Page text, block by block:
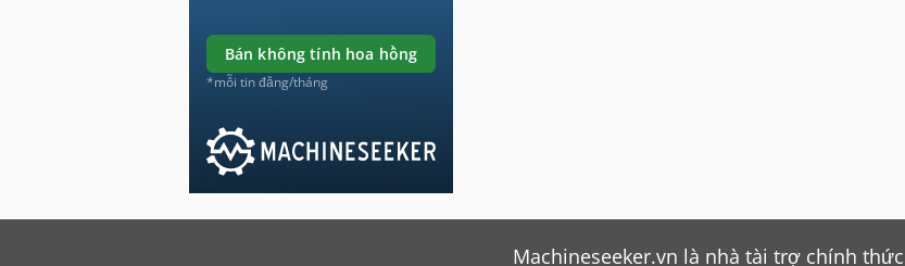
bán không tính hoa hồng
*mỗi tin đăng/tháng
Machineseeker.vn là nhà tài trợ chính